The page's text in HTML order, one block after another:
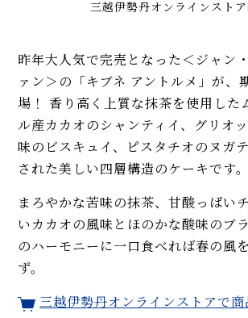
三越伊勢丹オンラインスト
昨年大人気で完売となった＜ジャン
ァン＞の「キブネ アントルメ」が、
場！ 香り高く上質な抹茶を使用した
ル産カカオのシャンティイ、グリオ
味のビスキュイ、ピスタチオのヌガ
された美しい四層構造のケーキです。
まろやかな苦味の抹茶、甘酸っぱい
いカカオの風味とほのかな酸味のブ
のハーモニーに一口食べれば春の風
ず。
三越伊勢丹オンラインストアで